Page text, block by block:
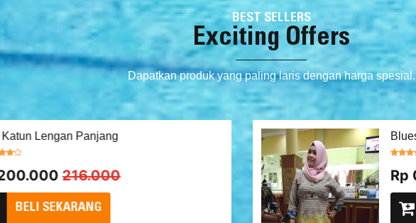
BEST SELLERS
Exciting Offers
Dapatkan produk yang paling laris dengan harga spesial.
Blues Sasirangan
Rp 00
SOULD OUT